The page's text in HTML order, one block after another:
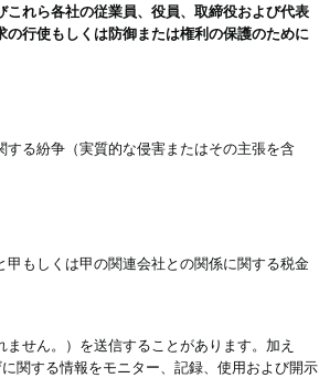
れら各社の従業員、役員、取締役および代表
行使もしくは防御または権利の保護のために
る紛争（実質的な侵害またはその主張を含
もしくは甲の関連会社との関係に関する税金
せん。）を送信することがあります。加え
関する情報をモニター、記録、使用および開示